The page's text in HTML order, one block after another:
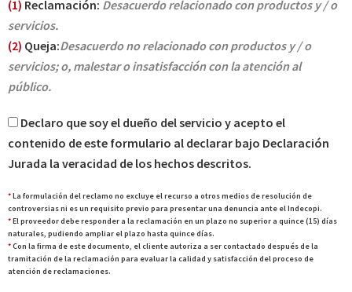
(1) Reclamación: Desacuerdo relacionado con productos y / o
servicios.
(2) Queja:Desacuerdo no relacionado con productos y / o
servicios; o, malestar o insatisfacción con la atención al
público.
Declaro que soy el dueño del servicio y acepto el
contenido de este formulario al declarar bajo Declaración
Jurada la veracidad de los hechos descritos.
*La formulación del reclamo no excluye el recurso a otros medios de resolución de
controversias ni es un requisito previo para presentar una denuncia ante el Indecopi.
*El proveedor debe responder a la reclamación en un plazo no superior a quince (15) días
naturales, pudiendo ampliar el plazo hasta quince días.
*Con la firma de este documento, el cliente autoriza a ser contactado después de la
tramitación de la reclamación para evaluar la calidad y satisfacción del proceso de
atención de reclamaciones.